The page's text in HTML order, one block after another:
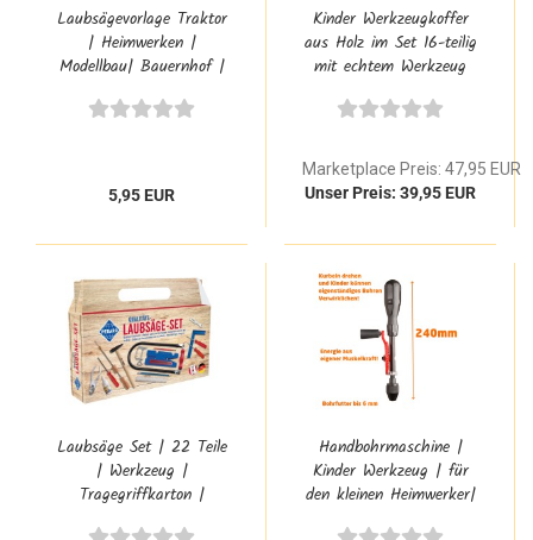
Laubsägevorlage Traktor
| Heimwerken |
Modellbau| Bauernhof |
5,95 EUR
Kinder Werkzeugkoffer
aus Holz im Set 16-teilig
mit echtem Werkzeug
Marketplace Preis: 47,95 EUR
Unser Preis: 39,95 EUR
Laubsäge Set | 22 Teile
| Werkzeug |
Tragegriffkarton |
Handbohrmaschine |
Kinder Werkzeug | für
den kleinen Heimwerker|